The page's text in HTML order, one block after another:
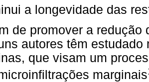
a longevidade das
de promover a redução
autores têm
que visam um
marginais